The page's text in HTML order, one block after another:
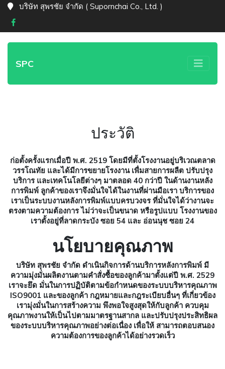
บริษัท สุพรชัย จำกัด ( Supornchai Co., Ltd. )
SPC
ประวัติ
ก่อตั้งครั้งแรกเมื่อปี พ.ศ. 2519 โดยมีที่ตั้งโรงงานอยู่บริเวณตลาด
วรรโณทัย และได้มีการขยายโรงงาน เพื่มสายการผลืต ปรับปรุง
บริการ และเทคโนโลยีต่างๆ มาตลอด 40 กว่าปี ในด้านงานหลัง
การพิมพ์ ลูกค้าของเราจึงมั่นใจได้ในงานที่ผ่านมือเรา บริการของ
เราเป็นระบบงานหลังการพิมพ์แบบครบวงจร ที่มั่นใจได้ว่างานจะ
ตรงตามความต้องการ ไม่ว่าจะเป็นขนาด หรือรูปแบบ โรงงานของ
เราตั้งอยู่ที่ลาดกระบัง ซอย 54 และ อ่อนนุช ซอย 24
นโยบายคุณภาพ
บริษัท สุพรชัย จํากัด ดําเนินกิจการด้านบริการหลังการพิมพ์ มี
ความมุ่งมั่นผลิตงานตามคําสั่งซื้อของลูกค้ามาตั้งแต่ปี พ.ศ. 2529
เราจะยึด มั่นในการปฏิบัติตามข้อกําหนดของระบบบริหารคุณภาพ
ISO9001 และของลูกค้า กฎหมายและกฎระเบียบอื่นๆ ที่เกี่ยวข้อง
เรามุ่งมั่นในการสร้างความ พึงพอใจสูงสุดให้กับลูกค้า ควบคุม
คุณภาพงานให้เป็นไปตามมาตรฐานสากล และปรับปรุงประสิทธิผล
ของระบบบริหารคุณภาพอย่างต่อเนื่อง เพื่อให้ สามารถตอบสนอง
ความต้องการของลูกค้าได้อย่างรวดเร็ว